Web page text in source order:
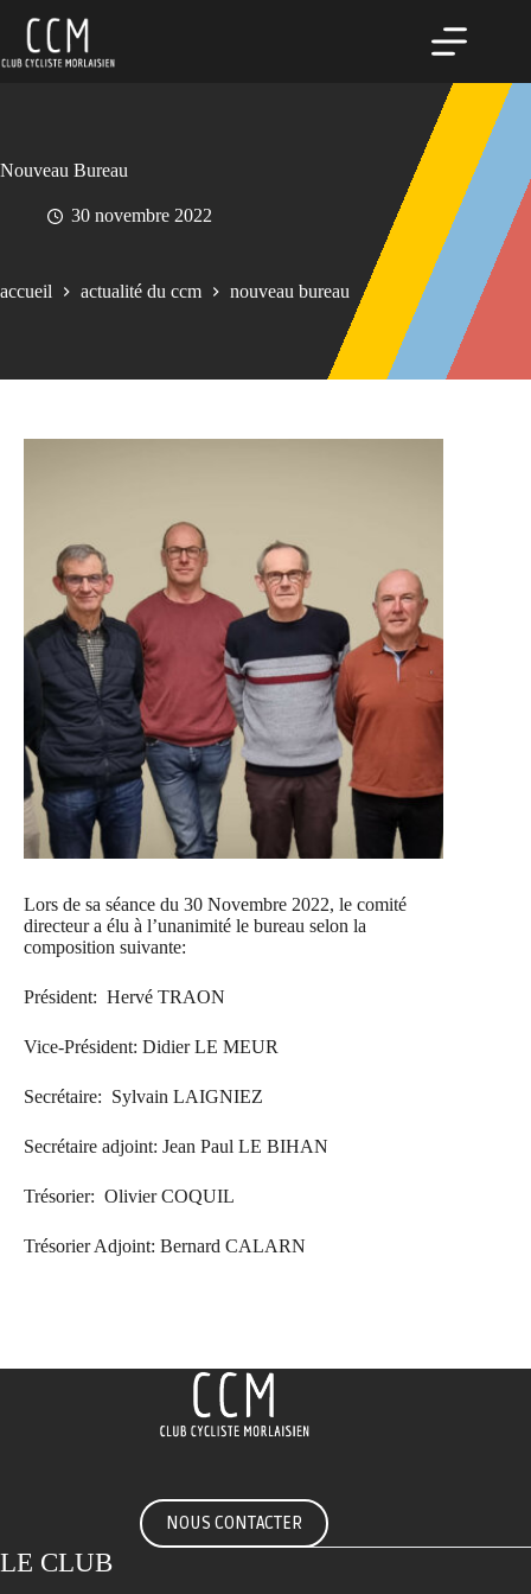
contenu
Nouveau Bureau
30 novembre 2022
accueil actualité du ccm nouveau bureau
Lors de sa séance du 30 Novembre 2022, le comité
directeur a élu à l’unanimité le bureau selon la
composition suivante:
Président: Hervé TRAON
Vice-Président: Didier LE MEUR
Secrétaire: Sylvain LAIGNIEZ
Secrétaire adjoint: Jean Paul LE BIHAN
Trésorier: Olivier COQUIL
Trésorier Adjoint: Bernard CALARN
NOUS CONTACTER
LE CLUB